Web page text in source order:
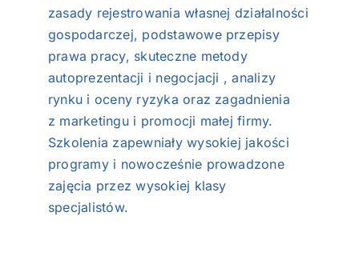
zasady rejestrowania własnej działalności
gospodarczej, podstawowe przepisy
prawa pracy, skuteczne metody
autoprezentacji i negocjacji , analizy
rynku i oceny ryzyka oraz zagadnienia
z marketingu i promocji małej firmy.
Szkolenia zapewniały wysokiej jakości
programy i nowocześnie prowadzone
zajęcia przez wysokiej klasy
specjalistów.